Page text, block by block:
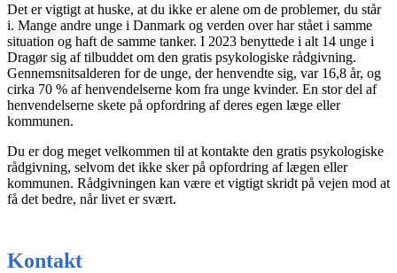
Det er vigtigt at huske, at du ikke er alene om de problemer, du står
i. Mange andre unge i Danmark og verden over har stået i samme
situation og haft de samme tanker. I 2023 benyttede i alt 14 unge i
Dragør sig af tilbuddet om den gratis psykologiske rådgivning.
Gennemsnitsalderen for de unge, der henvendte sig, var 16,8 år, og
cirka 70 % af henvendelserne kom fra unge kvinder. En stor del af
henvendelserne skete på opfordring af deres egen læge eller
kommunen.
Du er dog meget velkommen til at kontakte den gratis psykologiske
rådgivning, selvom det ikke sker på opfordring af lægen eller
kommunen. Rådgivningen kan være et vigtigt skridt på vejen mod at
få det bedre, når livet er svært.
Kontakt